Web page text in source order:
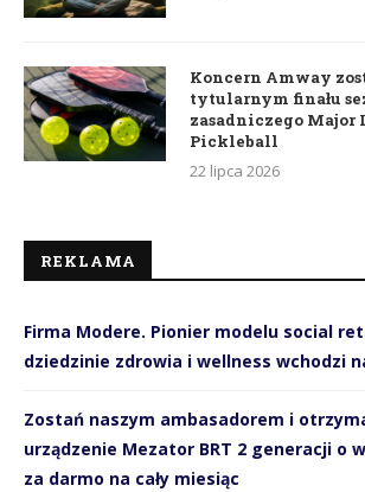
Koncern Amway
tytularnym finału
zasadniczego Major
Pickleball
22 lipca 2026
REKLAMA
Firma Modere. Pionier modelu social
dziedzinie zdrowia i wellness wchodzi
Zostań naszym ambasadorem i
urządzenie Mezator BRT 2 generacji o
za darmo na cały miesiąc